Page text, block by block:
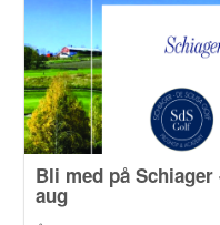
Bli med på
aug